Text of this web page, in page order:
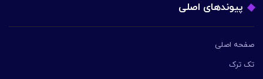
پیوندهای اصلی
صفحه اصلی
تک ترک